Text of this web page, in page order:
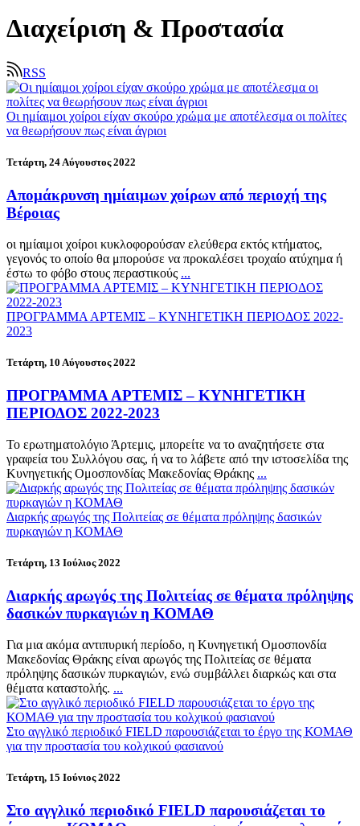
Διαχείριση & Προστασία
RSS
Οι ημίαιμοι χοίροι είχαν σκούρο χρώμα με αποτέλεσμα οι πολίτες
να θεωρήσουν πως είναι άγριοι
Τετάρτη, 24 Αύγουστος 2022
Απομάκρυνση ημίαιμων χοίρων από περιοχή της
Βέροιας
οι ημίαιμοι χοίροι κυκλοφορούσαν ελεύθερα εκτός κτήματος,
γεγονός το οποίο θα μπορούσε να προκαλέσει τροχαίο ατύχημα ή
έστω το φόβο στους περαστικούς ...
ΠΡΟΓΡΑΜΜΑ ΑΡΤΕΜΙΣ – ΚΥΝΗΓΕΤΙΚΗ ΠΕΡΙΟΔΟΣ 2022-
2023
Τετάρτη, 10 Αύγουστος 2022
ΠΡΟΓΡΑΜΜΑ ΑΡΤΕΜΙΣ – ΚΥΝΗΓΕΤΙΚΗ
ΠΕΡΙΟΔΟΣ 2022-2023
Το ερωτηματολόγιο Άρτεμις, μπορείτε να το αναζητήσετε στα
γραφεία του Συλλόγου σας, ή να το λάβετε από την ιστοσελίδα της
Κυνηγετικής Ομοσπονδίας Μακεδονίας Θράκης ...
Διαρκής αρωγός της Πολιτείας σε θέματα πρόληψης δασικών
πυρκαγιών η ΚΟΜΑΘ
Τετάρτη, 13 Ιούλιος 2022
Διαρκής αρωγός της Πολιτείας σε θέματα πρόληψης
δασικών πυρκαγιών η ΚΟΜΑΘ
Για μια ακόμα αντιπυρική περίοδο, η Κυνηγετική Ομοσπονδία
Μακεδονίας Θράκης είναι αρωγός της Πολιτείας σε θέματα
πρόληψης δασικών πυρκαγιών, ενώ συμβάλλει διαρκώς και στα
θέματα καταστολής. ...
Στο αγγλικό περιοδικό FIELD παρουσιάζεται το έργο της ΚΟΜΑΘ
για την προστασία του κολχικού φασιανού
Τετάρτη, 15 Ιούνιος 2022
Στο αγγλικό περιοδικό FIELD παρουσιάζεται το